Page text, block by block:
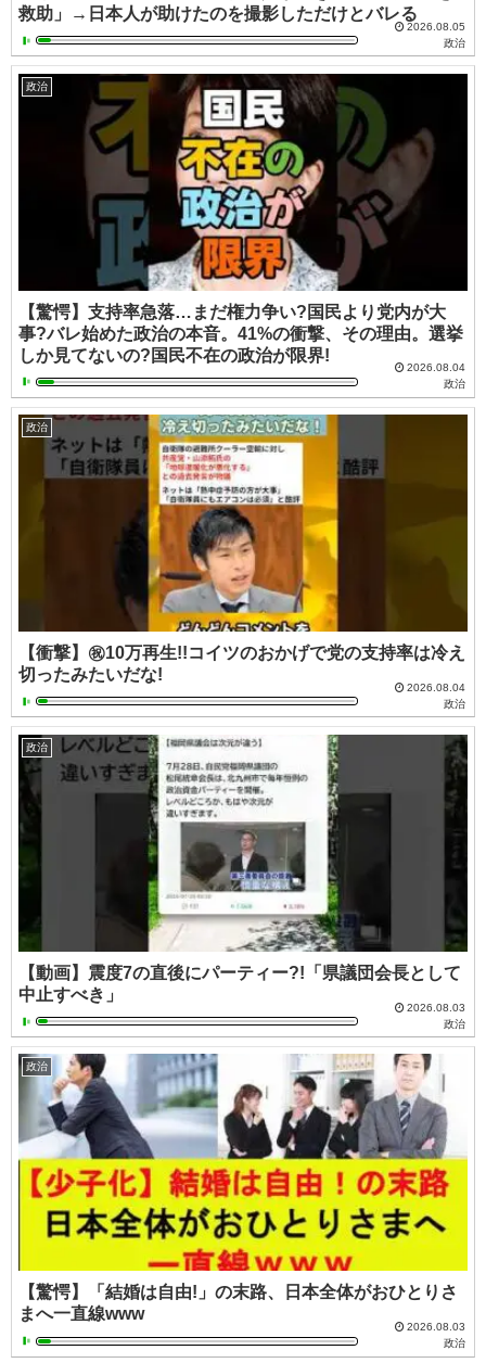
救助」→日本人が助けたのを撮影しただけとバレる
2026.08.05
政治
政治
【驚愕】支持率急落…まだ権力争い?国民より党内が大
事?バレ始めた政治の本音。41%の衝撃、その理由。選挙
しか見てないの?国民不在の政治が限界!
2026.08.04
政治
政治
【衝撃】㊗️10万再生!!コイツのおかげで党の支持率は冷え
切ったみたいだな!
2026.08.04
政治
政治
【動画】震度7の直後にパーティー?!「県議団会長として
中止すべき」
2026.08.03
政治
政治
【驚愕】「結婚は自由!」の末路、日本全体がおひとりさ
まへ一直線www
2026.08.03
政治